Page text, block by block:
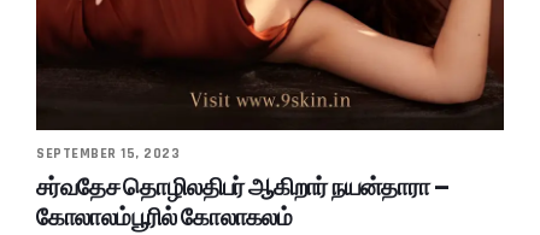
SEPTEMBER 15, 2023
சர்வதேச தொழிலதிபர் ஆகிறார் நயன்தாரா –
கோலாலம்பூரில் கோலாகலம்